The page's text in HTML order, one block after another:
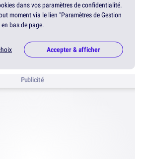
dans vos paramètres de confidentialité.
moment via le lien "Paramètres de Gestion
bas de page.
Accepter & afficher
Publicité